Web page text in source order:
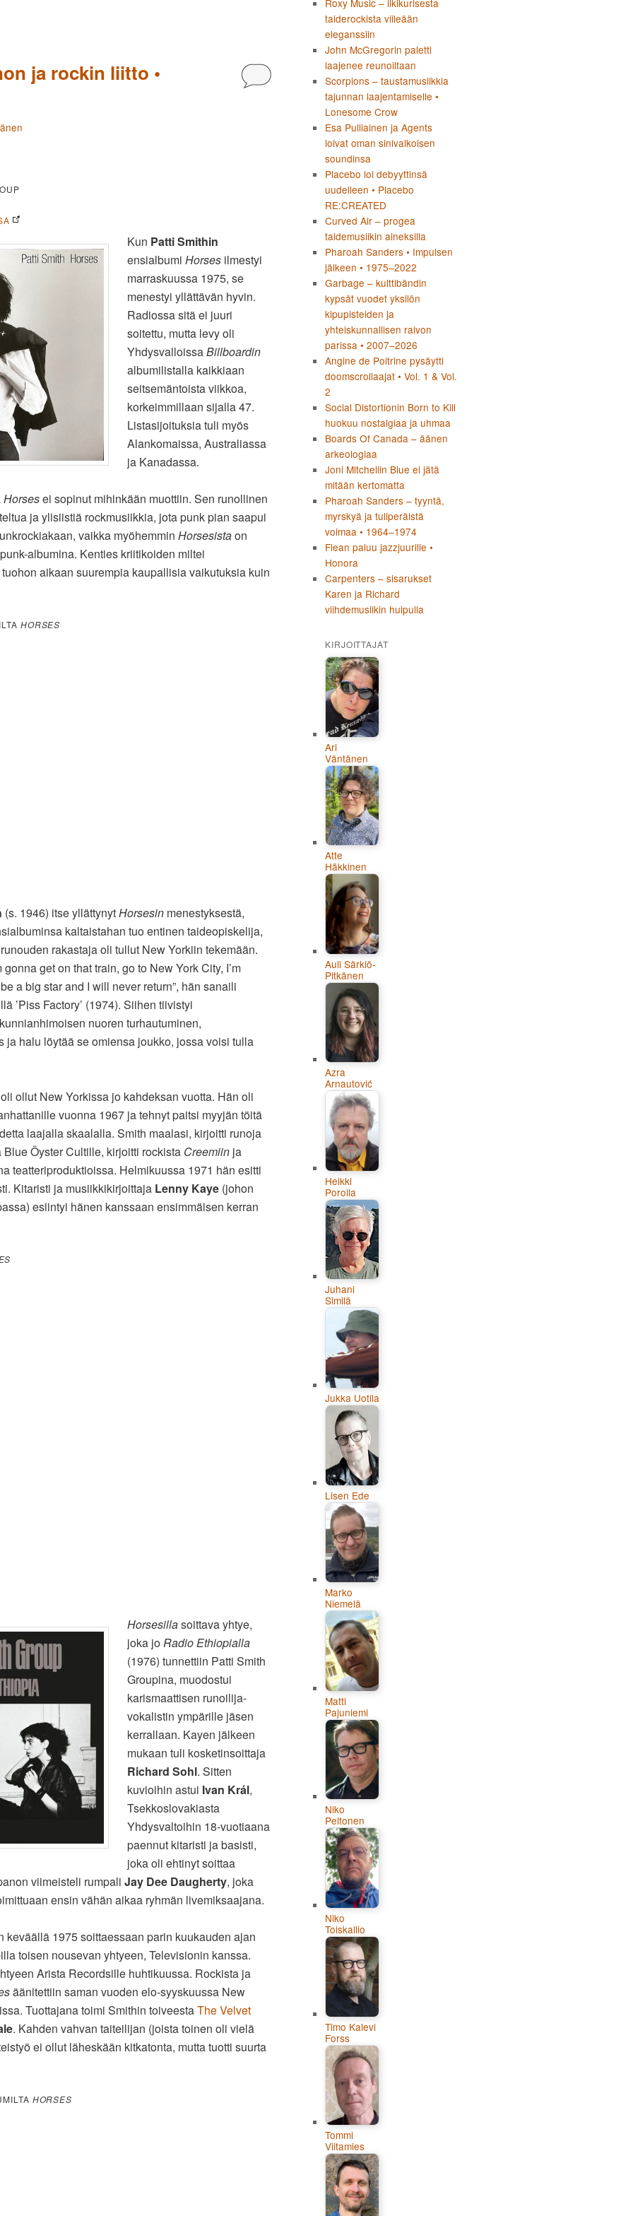
ja rockin liitto • Kommentoi
Kun Patti Smithin
ensialbumi Horses ilmestyi
marraskuussa 1975, se
menestyi yllättävän hyvin.
Radiossa sitä ei juuri
soitettu, mutta levy oli
YhdysvalloissaBillboardin
albumilistalla kaikkiaan
seitsemäntoista viikkoa,
korkeimmillaan sijalla 47.
Listasijoituksia tuli myös
Alankomaissa, Australiassa
ja Kanadassa.
Horsesei sopinut mihinkään muottiin. Sen runollinen
ja ylisiistiä rockmusiikkia, jota punk pian saapui
vaikka myöhemmin Horsesistaon
albumina. Kenties kriitikoiden miltei
aikaan suurempia kaupallisia vaikutuksia kuin
HORSES
(s. 1946) itse yllättynytHorsesin menestyksestä,
kaltaistahan tuo entinen taideopiskelija,
rakastaja oli tullut New Yorkiin tekemään.
gonna get on that train, go to New York City, I’m
a big star and I will never return”, hän sanaili
’Piss Factory’ (1974). Siihen tiivistyi
nuoren turhautuminen,
halu löytää se omiensa joukko, jossa voisi tulla
ollut New Yorkissa jo kahdeksan vuotta. Hän oli
vuonna 1967 ja tehnyt paitsi myyjän töitä
laajalla skaalalla. Smith maalasi, kirjoitti runoja
Öyster Cultille, kirjoitti rockista Creemiin ja
teatteriproduktioissa. Helmikuussa 1971 hän esitti
Kitaristi ja musiikkikirjoittaja Lenny Kaye (johon
esiintyi hänen kanssaan ensimmäisen kerran
Horsesillasoittava yhtye,
joka joRadio Ethiopialla
(1976) tunnettiin Patti Smith
Groupina, muodostui
karismaattisen runoilija-
vokalistin ympärille jäsen
kerrallaan. Kayen jälkeen
mukaan tuli kosketinsoittaja
Richard Sohl. Sitten
kuvioihin astui Ivan Král,
Tsekkoslovakiasta
Yhdysvaltoihin 18-vuotiaana
paennut kitaristi ja basisti,
joka oli ehtinyt soittaa
viimeisteli rumpali Jay Dee Daugherty, joka
ensin vähän aikaa ryhmän livemiksaajana.
keväällä 1975 soittaessaan parin kuukauden ajan
toisen nousevan yhtyeen, Televisionin kanssa.
Arista Recordsille huhtikuussa. Rockista ja
äänitettiin saman vuoden elo-syyskuussa New
Tuottajana toimi Smithin toiveestaThe Velvet
. Kahden vahvan taiteilijan (joista toinen oli vielä
ei ollut läheskään kitkatonta, mutta tuotti suurta
HORSES
Roxy Music – ilkikurisesta
taiderockista viileään
eleganssiin
John McGregorin paletti
laajenee reunoiltaan
Scorpions – taustamusiikkia
tajunnan laajentamiselle •
Lonesome Crow
Esa Pulliainen ja Agents
loivat oman sinivalkoisen
soundinsa
Placebo loi debyyttinsä
uudelleen • Placebo
RE:CREATED
Curved Air – progea
taidemusiikin aineksilla
Pharoah Sanders • Impulsen
jälkeen • 1975–2022
Garbage – kulttibändin
kypsät vuodet yksilön
kipupisteiden ja
yhteiskunnallisen raivon
parissa • 2007–2026
Angine de Poitrine pysäytti
doomscrollaajat • Vol. 1 & Vol.
2
Social Distortionin Born to Kill
huokuu nostalgiaa ja uhmaa
Boards Of Canada – äänen
arkeologiaa
Joni Mitchellin Blue ei jätä
mitään kertomatta
Pharoah Sanders – tyyntä,
myrskyä ja tuliperäistä
voimaa • 1964–1974
Flean paluu jazzjuurille •
Honora
Carpenters – sisarukset
Karen ja Richard
viihdemusiikin huipulla
KIRJOITTAJAT
Ari
Väntänen
Atte
Häkkinen
Auli Särkiö-
Pitkänen
Azra
Arnautović
Heikki
Poroila
Juhani
Similä
Jukka Uotila
Lisen Ede
Marko
Niemelä
Matti
Pajuniemi
Niko
Peltonen
Niko
Toiskallio
Timo Kalevi
Forss
Tommi
Viitamies